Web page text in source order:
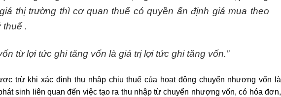
thị trường thì cơ quan thuế có quyền ấn định giá mua theo
thuế .
từ lợi tức ghi tăng vốn là giá trị lợi tức ghi tăng vốn.”
trừ khi xác định thu nhập chịu thuế của hoạt động chuyển nhượng vốn là
sinh liên quan đến việc tạo ra thu nhập từ chuyển nhượng vốn, có hóa đơn,